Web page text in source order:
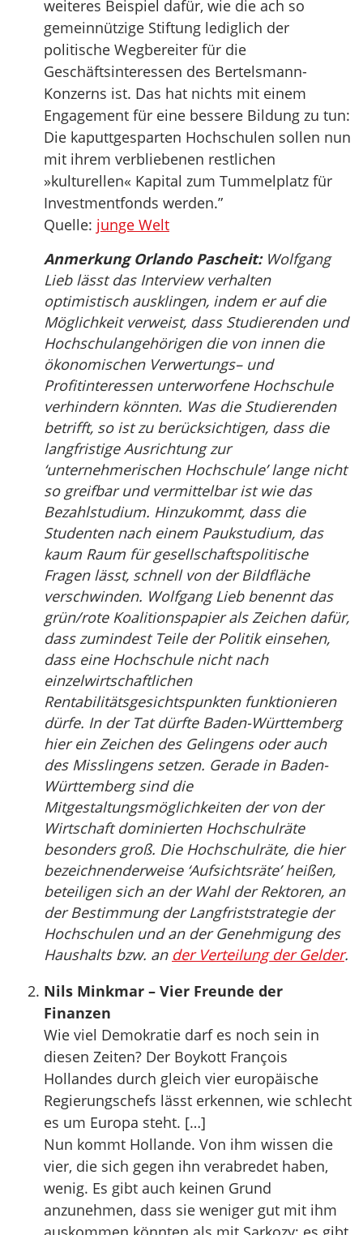
weiteres Beispiel dafür, wie die ach so
gemeinnützige Stiftung lediglich der
politische Wegbereiter für die
Geschäftsinteressen des Bertelsmann-
Konzerns ist. Das hat nichts mit einem
Engagement für eine bessere Bildung zu tun:
Die kaputtgesparten Hochschulen sollen nun
mit ihrem verbliebenen restlichen
»kulturellen« Kapital zum Tummelplatz für
Investmentfonds werden.”
Quelle: junge Welt
Anmerkung Orlando Pascheit:Wolfgang
Lieb lässt das Interview verhalten
optimistisch ausklingen, indem er auf die
Möglichkeit verweist, dass Studierenden und
Hochschulangehörigen die von innen die
ökonomischen Verwertungs– und
Profitinteressen unterworfene Hochschule
verhindern könnten. Was die Studierenden
betrifft, so ist zu berücksichtigen, dass die
langfristige Ausrichtung zur
‘unternehmerischen Hochschule’ lange nicht
so greifbar und vermittelbar ist wie das
Bezahlstudium. Hinzukommt, dass die
Studenten nach einem Paukstudium, das
kaum Raum für gesellschaftspolitische
Fragen lässt, schnell von der Bildfläche
verschwinden. Wolfgang Lieb benennt das
grün/rote Koalitionspapier als Zeichen dafür,
dass zumindest Teile der Politik einsehen,
dass eine Hochschule nicht nach
einzelwirtschaftlichen
Rentabilitätsgesichtspunkten funktionieren
dürfe. In der Tat dürfte Baden-Württemberg
hier ein Zeichen des Gelingens oder auch
des Misslingens setzen. Gerade in Baden-
Württemberg sind die
Mitgestaltungsmöglichkeiten der von der
Wirtschaft dominierten Hochschulräte
besonders groß. Die Hochschulräte, die hier
bezeichnenderweise ‘Aufsichtsräte’ heißen,
beteiligen sich an der Wahl der Rektoren, an
der Bestimmung der Langfriststrategie der
Hochschulen und an der Genehmigung des
Haushalts bzw. an der Verteilung der Gelder.
Nils Minkmar – Vier Freunde der
Finanzen
Wie viel Demokratie darf es noch sein in
diesen Zeiten? Der Boykott François
Hollandes durch gleich vier europäische
Regierungschefs lässt erkennen, wie schlecht
es um Europa steht. […]
Nun kommt Hollande. Von ihm wissen die
vier, die sich gegen ihn verabredet haben,
wenig. Es gibt auch keinen Grund
anzunehmen, dass sie weniger gut mit ihm